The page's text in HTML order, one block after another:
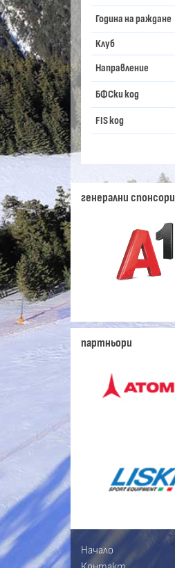
Година на раждане
Клуб
Направление
БФСки код
FIS код
генерални спонсори
партньори
Начало